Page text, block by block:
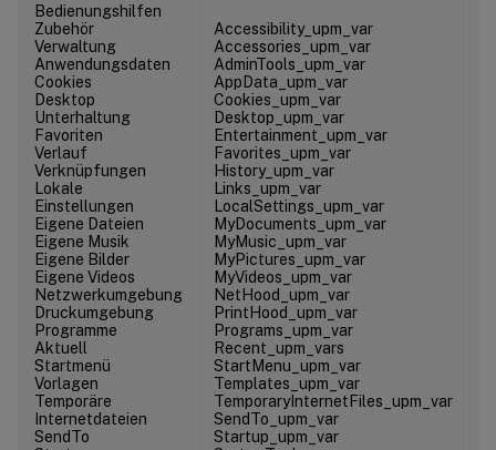
Bedienungshilfen
Zubehör
Verwaltung
Anwendungsdaten
Cookies
Desktop
Unterhaltung
Favoriten
Verlauf
Verknüpfungen
Lokale
Einstellungen
Eigene Dateien
Eigene Musik
Eigene Bilder
Eigene Videos
Netzwerkumgebung
Druckumgebung
Programme
Aktuell
Startmenü
Vorlagen
Temporäre
Internetdateien
SendTo
Accessibility_upm_var
Accessories_upm_var
AdminTools_upm_var
AppData_upm_var
Cookies_upm_var
Desktop_upm_var
Entertainment_upm_var
Favorites_upm_var
History_upm_var
Links_upm_var
LocalSettings_upm_var
MyDocuments_upm_var
MyMusic_upm_var
MyPictures_upm_var
MyVideos_upm_var
NetHood_upm_var
PrintHood_upm_var
Programs_upm_var
Recent_upm_vars
StartMenu_upm_var
Templates_upm_var
TemporaryInternetFiles_upm_var
SendTo_upm_var
Startup_upm_var